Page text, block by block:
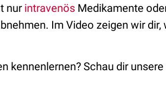
nurintravenös Medikamente
Im Video zeigen wir dir,
kennenlernen? Schau dir unsere